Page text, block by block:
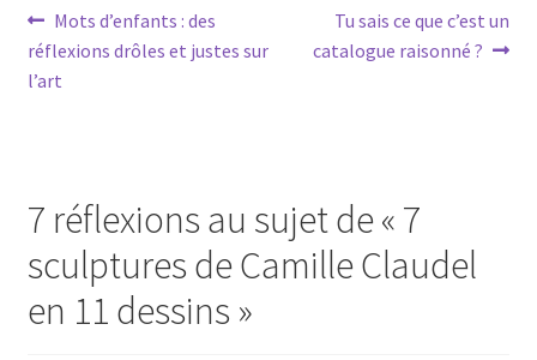
Navigation
de
Article
précédent :
Mots d’enfants : des
réflexions drôles et justes sur
l’art
Article
suivant :
Tu sais ce que c’est un
catalogue raisonné ?
7 réflexions au sujet de « 7
sculptures de Camille Claudel
en 11 dessins »